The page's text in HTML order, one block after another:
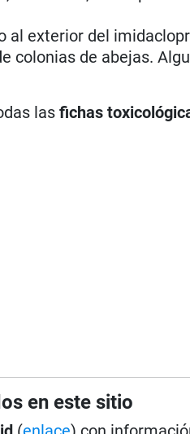
al exterior del
colonias de abejas.
lasfichas
en este sitio